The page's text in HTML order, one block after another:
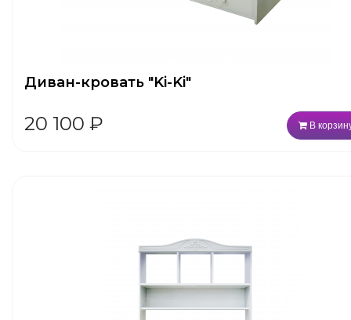
Диван-кровать "Ki-Ki"
20 100 ₽ В